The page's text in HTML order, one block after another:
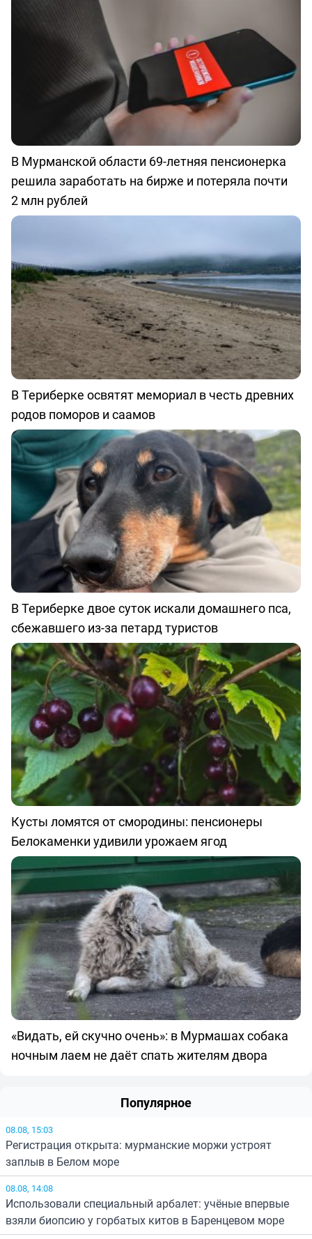
В Мурманской области 69-летняя пенсионерка
решила заработать на бирже и потеряла почти
2 млн рублей
В Териберке освятят мемориал в честь древних
родов поморов и саамов
В Териберке двое суток искали домашнего пса,
сбежавшего из-за петард туристов
Кусты ломятся от смородины: пенсионеры
Белокаменки удивили урожаем ягод
«Видать, ей скучно очень»: в Мурмашах собака
ночным лаем не даёт спать жителям двора
Популярное
08.08, 15:03
Регистрация открыта: мурманские моржи устроят
заплыв в Белом море
08.08, 14:08
Использовали специальный арбалет: учёные впервые
взяли биопсию у горбатых китов в Баренцевом море